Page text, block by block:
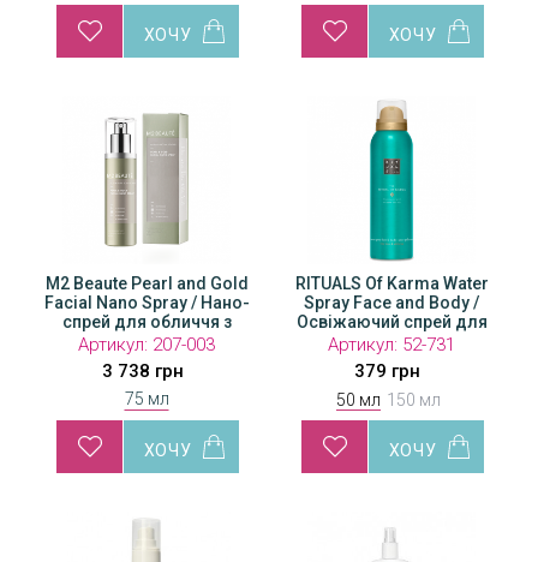
M2 Beaute Pearl and Gold
Facial Nano Spray / Нано-
спрей для обличчя з
перлами та золотом
Артикул: 207-003
3 738 грн
75 мл
RITUALS Of Karma Water
Spray Face and Body /
Освіжаючий спрей для
обличчя та тіла
Артикул:52-730
648 грн
RITUALS Of Karma Water
Spray Face and Body /
Освіжаючий спрей для
обличчя та тіла
Артикул: 52-731
379 грн
50 мл 150 мл